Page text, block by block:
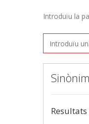
Introduïu la